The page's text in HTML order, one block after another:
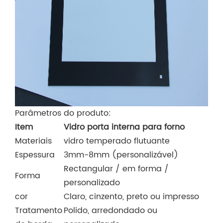
Parâmetros do produto:
Item
Vidro porta interna para forno
Materiais
vidro temperado flutuante
Espessura
3mm-8mm (personalizável)
Forma
Rectangular / em forma /
personalizado
cor
Claro, cinzento, preto ou impresso
TratamentoPolido, arredondado ou